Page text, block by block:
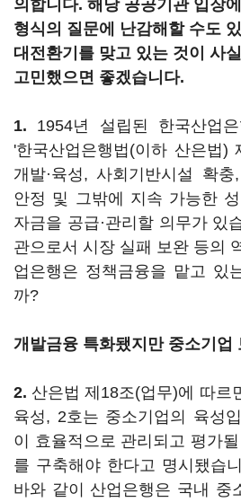
의합니다. 해당 공공기관 입장
형식의 질문에 난감해할 수도
대전환기를 맞고 있는 것이 사
고민했으면 좋겠습니다.
1. 1954년 설립된 한국산업
'한국산업은행법(이하 산은법)
개발·육성, 사회기반시설 확
안정 및 그밖에 지속 가능한
자금을 공급·관리할 의무가 있
관으로서 시장 실패 보완 등의
업은행은 정책금융을 맡고 있
까?
개발금융 특화됐지만 중소기업
2. 산은법 제18조(업무)에 따르
육성, 2호는 중소기업의 육성
이 효율적으로 관리되고 평가
를 구축해야 한다고 명시됐습
바와 같이 산업은행은 국내 중